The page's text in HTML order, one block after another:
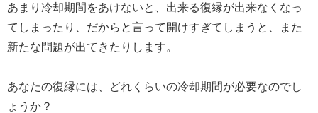
あまり冷却期間をあけないと、出来る復縁が出来なくなっ
てしまったり、だからと言って開けすぎてしまうと、また
新たな問題が出てきたりします。
あなたの復縁には、どれくらいの冷却期間が必要なのでし
ょうか？